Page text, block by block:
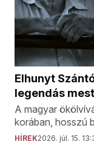
Elhunyt
legendás
A magyar
korában, hosszú
HÍREK2026. júl. 15.